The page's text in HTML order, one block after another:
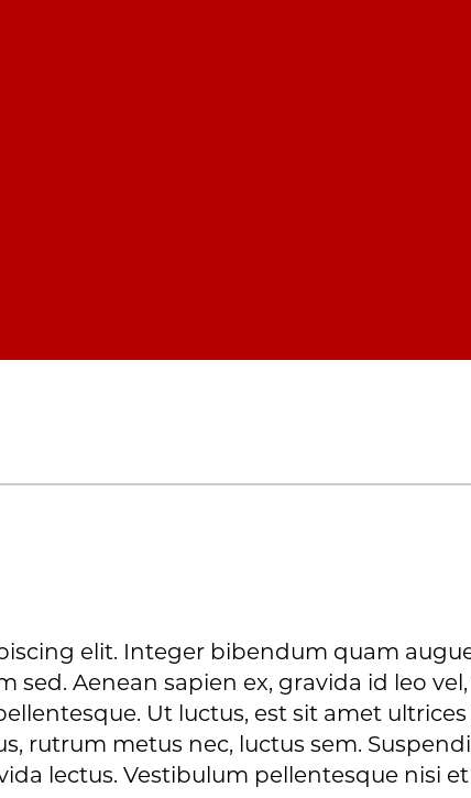
elit. Integer bibendum quam
sed. Aenean sapien ex, gravida id leo
Ut luctus, est sit amet
rutrum metus nec, luctus sem.
lectus. Vestibulum pellentesque nisi